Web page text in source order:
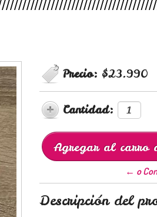
Precio: $23.990
Cantidad:
← o
Descripción del